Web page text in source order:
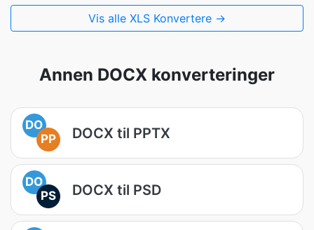
Vis alle XLS Konvertere →
Annen DOCX konverteringer
DO
PP
DOCX til PPTX
DO
PS
DOCX til PSD